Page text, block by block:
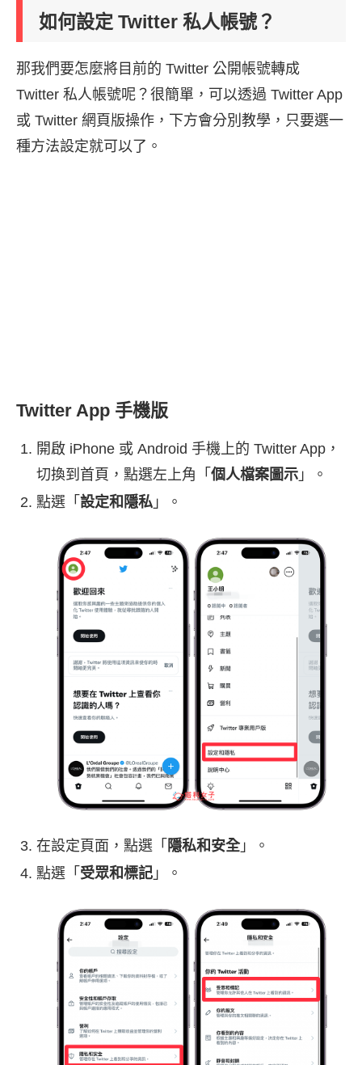
如何設定 Twitter 私人帳號？
那我們要怎麼將目前的 Twitter 公開帳號轉成
Twitter 私人帳號呢？很簡單，可以透過 Twitter App
或 Twitter 網頁版操作，下方會分別教學，只要選一
種方法設定就可以了。
Twitter App 手機版
開啟 iPhone 或 Android 手機上的 Twitter App，
切換到首頁，點選左上角「 個人檔案圖示 」。
點選「 設定和隱私 」。
在設定頁面，點選「 隱私和安全」。
點選「 受眾和標記 」。